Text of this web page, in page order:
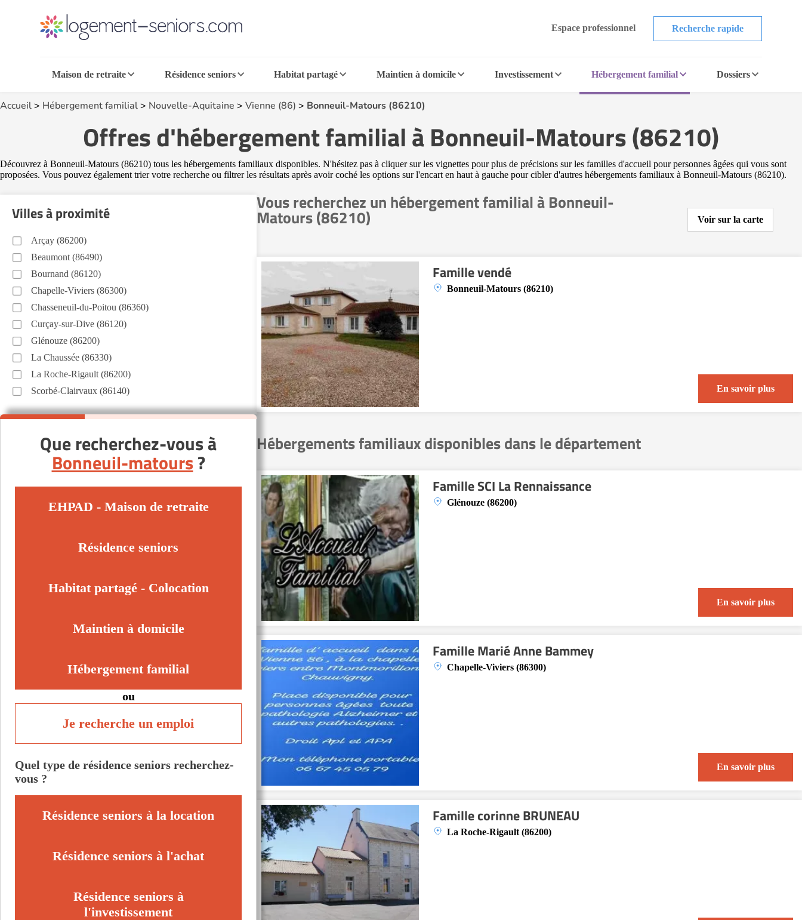
Espace professionnel Recherche rapide
Maison de retraite Résidence seniors Habitat partagé Maintien à domicile Investissement Hébergement familial Dossiers
Accueil> Hébergement familial> Nouvelle-Aquitaine > Vienne (86) > Bonneuil-Matours (86210)
Offres d'hébergement familial à Bonneuil-Matours (86210)
Découvrez à Bonneuil-Matours (86210) tous les hébergements familiaux disponibles. N'hésitez pas à cliquer sur les vignettes pour plus de précisions sur les familles d'accueil pour personnes âgées qui vous sont
proposées. Vous pouvez également trier votre recherche ou filtrer les résultats après avoir coché les options sur l'encart en haut à gauche pour cibler d'autres hébergements familiaux à Bonneuil-Matours (86210).
Vous recherchez un hébergement familial à Bonneuil-
Matours (86210) Voir sur la carte
Famille vendé
Bonneuil-Matours (86210)
En savoir plus
Hébergements familiaux disponibles dans le département
Famille SCI La Rennaissance
Glénouze (86200)
En savoir plus
Famille Marié Anne Bammey
Chapelle-Viviers (86300)
En savoir plus
Famille corinne BRUNEAU
La Roche-Rigault (86200)
Villes à proximité
Arçay (86200)
Beaumont (86490)
Bournand (86120)
Chapelle-Viviers (86300)
Chasseneuil-du-Poitou (86360)
Curçay-sur-Dive (86120)
Glénouze (86200)
La Chaussée (86330)
La Roche-Rigault (86200)
Scorbé-Clairvaux (86140)
Que recherchez-vous à
Bonneuil-matours?
EHPAD - Maison de retraite
Résidence seniors
Habitat partagé - Colocation
Maintien à domicile
Hébergement familial
ou
Je recherche un emploi
Quel type de résidence seniors recherchez-
vous ?
Résidence seniors à la location
Résidence seniors à l'achat
Résidence seniors à
l'investissement